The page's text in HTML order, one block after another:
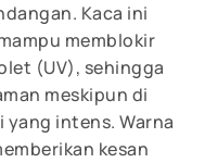
Kaca ini
memblokir
(UV), sehingga
meskipun di
intens. Warna
kesan